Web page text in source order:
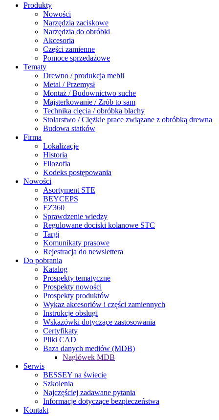
Produkty
Nowości
Narzędzia zaciskowe
Narzędzia do obróbki
Akcesoria
Części zamienne
Pomoce sprzedażowe
Tematy
Drewno / produkcja mebli
Metal / Przemysł
Montaż / Budownictwo suche
Majsterkowanie / Zrób to sam
Technika cięcia / obróbka blachy
Stolarstwo / Ciężkie prace związane z obróbką drewna
Budowa statków
Firma
Lokalizacje
Historia
Filozofia
Kodeks postępowania
Nowości
Asortyment STE
BEYCEPS
EZ360
Sprawdzenie wiedzy
Regulowane dociski kolanowe STC
Targi
Komunikaty prasowe
Rejestracja do newslettera
Do pobrania
Katalog
Prospekty tematyczne
Prospekty nowości
Prospekty produktów
Wykaz akcesoriów i części zamiennych
Instrukcje obslugi
Wskazówki dotyczące zastosowania
Certyfikaty
Pliki CAD
Baza danych mediów (MDB)
Nagłówek MDB
Serwis
BESSEY na świecie
Szkolenia
Najczęściej zadawane pytania
Informacje dotyczące bezpieczeństwa
Kontakt